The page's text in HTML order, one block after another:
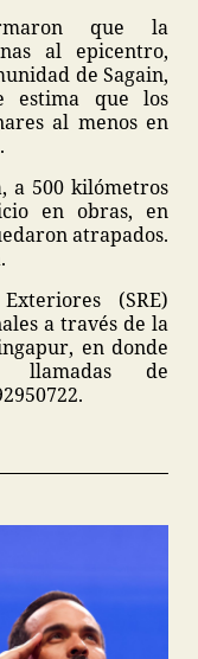
que la
al epicentro,
de Sagain,
estima que los
al menos en
a 500 kilómetros
en obras, en
atrapados.
(SRE)
a través de la
en donde
llamadas de